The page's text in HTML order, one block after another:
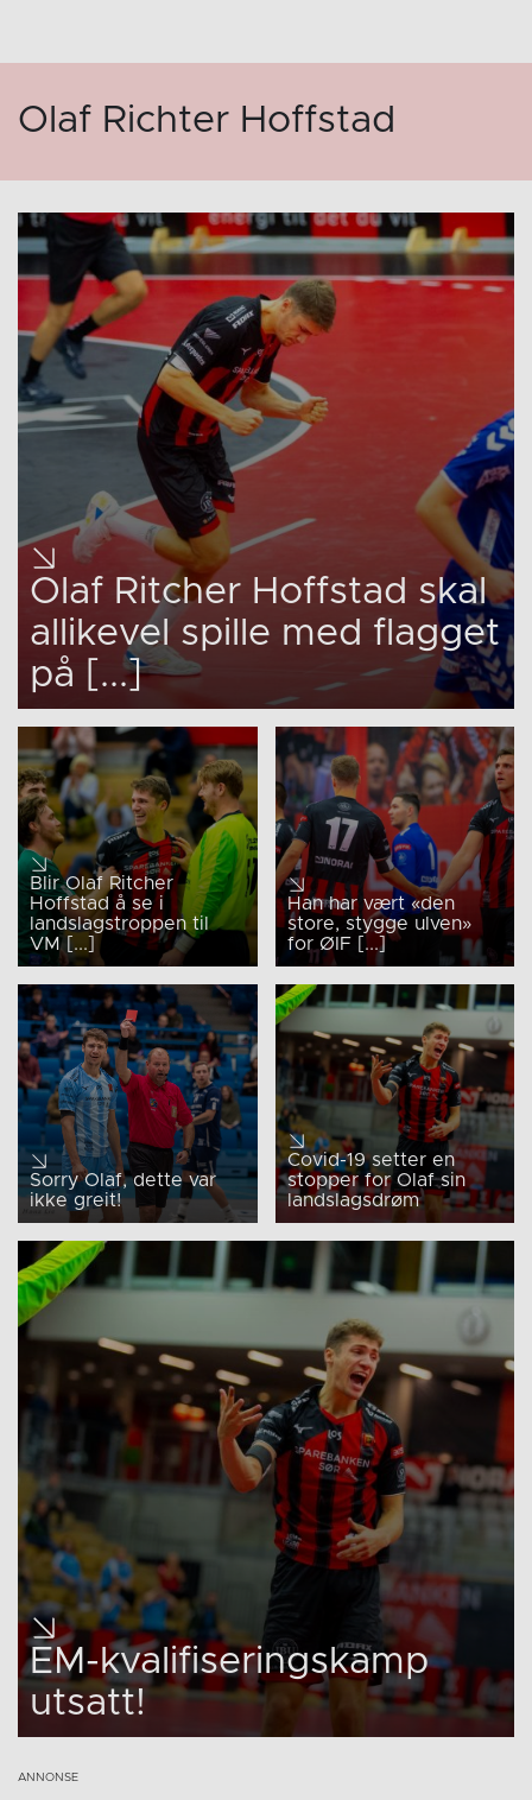
Olaf Richter Hoffstad
Olaf Ritcher Hoffstad skal
allikevel spille med flagget
på [...]
Blir Olaf Ritcher
Hoffstad å se i
landslagstroppen til
VM [...]
Han har vært «den
store, stygge ulven»
for ØIF [...]
Sorry Olaf, dette var
ikke greit!
Covid-19 setter en
stopper for Olaf sin
landslagsdrøm
EM-kvalifiseringskamp
utsatt!